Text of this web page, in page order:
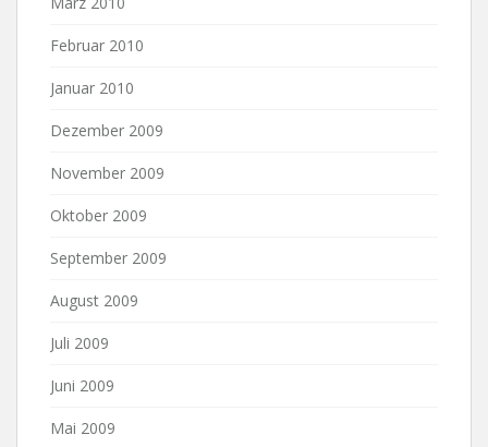
Februar 2010
Januar 2010
Dezember 2009
November 2009
Oktober 2009
September 2009
August 2009
Juli 2009
Juni 2009
Mai 2009